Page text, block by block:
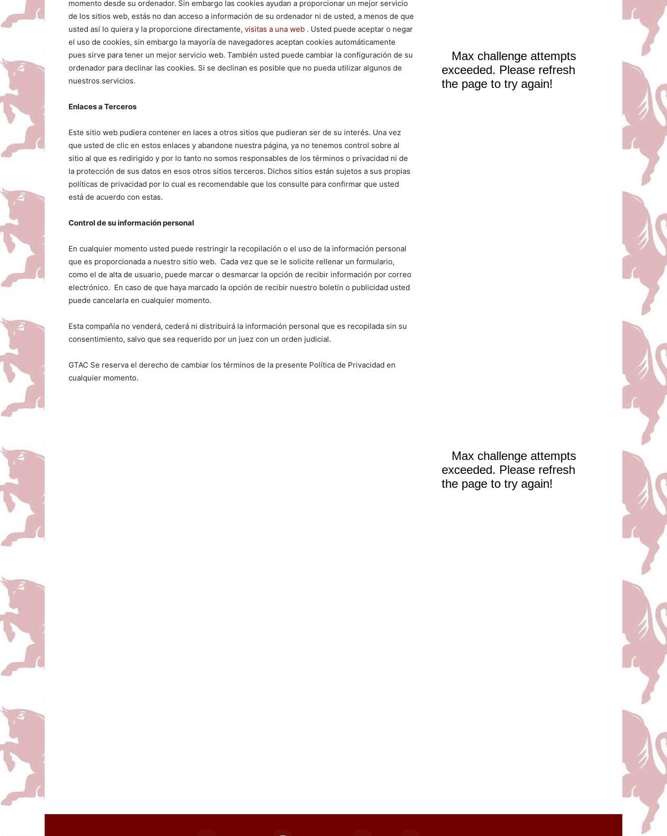
momento desde su ordenador. Sin embargo las cookies ayudan a proporcionar un mejor servicio
de los sitios web, estás no dan acceso a información de su ordenador ni de usted, a menos de que
usted así lo quiera y la proporcione directamente, visitas a una web . Usted puede aceptar o negar
el uso de cookies, sin embargo la mayoría de navegadores aceptan cookies automáticamente
pues sirve para tener un mejor servicio web. También usted puede cambiar la configuración de su
ordenador para declinar las cookies. Si se declinan es posible que no pueda utilizar algunos de
nuestros servicios.
Enlaces a Terceros
Este sitio web pudiera contener en laces a otros sitios que pudieran ser de su interés. Una vez
que usted de clic en estos enlaces y abandone nuestra página, ya no tenemos control sobre al
sitio al que es redirigido y por lo tanto no somos responsables de los términos o privacidad ni de
la protección de sus datos en esos otros sitios terceros. Dichos sitios están sujetos a sus propias
políticas de privacidad por lo cual es recomendable que los consulte para confirmar que usted
está de acuerdo con estas.
Control de su información personal
En cualquier momento usted puede restringir la recopilación o el uso de la información personal
que es proporcionada a nuestro sitio web. Cada vez que se le solicite rellenar un formulario,
como el de alta de usuario, puede marcar o desmarcar la opción de recibir información por correo
electrónico. En caso de que haya marcado la opción de recibir nuestro boletín o publicidad usted
puede cancelarla en cualquier momento.
Esta compañía no venderá, cederá ni distribuirá la información personal que es recopilada sin su
consentimiento, salvo que sea requerido por un juez con un orden judicial.
GTAC Se reserva el derecho de cambiar los términos de la presente Política de Privacidad en
cualquier momento.